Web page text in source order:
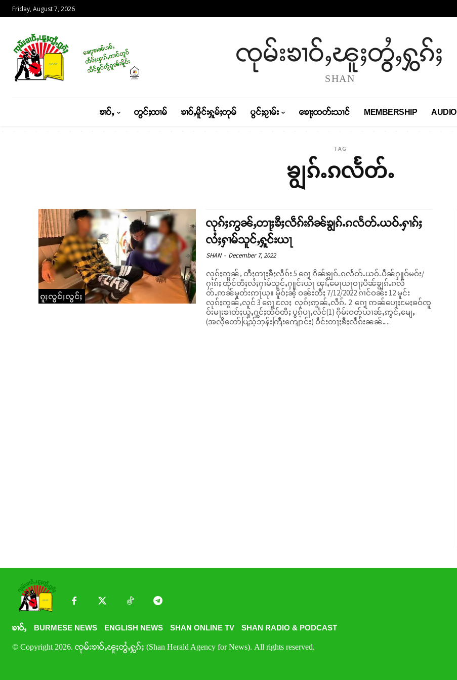
Friday, August 7, 2026
ၸုမ်းၶၢဝ်ႇၽူႈတွႆႇႁွၵ်ႈ
SHAN
ၶၢဝ်ႇ တွင်ႈထၢမ် ၶၢဝ်ႇမိူင်းႁူမ်ႈတုမ် ပွင်ႈၵႂၢမ်း ၶေႃႈထတ်းသၢင် MEMBERSHIP AUDIO
TAG
ၶျွၵ်ႉၵလႅတ်ႉ
ၵူႈလွင်ႈလွင်ႈ
လုၵ်ႈဢွၼ်ႇတႃႈၶီႈလဵၵ်းၵိၼ်ၶျွၵ်ႉၵလႅတ်ႉယဝ်ႉႁၢၵ်ႈ
လႆႈႁၢမ်သူင်ႇႁူင်းယႃ
SHAN - December 7, 2022
လုၵ်ႈဢွၼ်ႇ တီႈတႃႈၶီႈလဵၵ်း 5 ၵေႃ့ ၵိၼ်ၶျွၵ်ႉၵလႅတ်ႉယဝ်ႉပဵၼ်ႁူဝ်မဝ်း/
ႁၢၵ်ႈ ထိုင်တီႈလႆႈႁၢမ်သူင်ႇႁူင်းယႃ ၾၢႆႇမေႃယႃဝႃႈပဵၼ်ၶျွၵ်ႉၵလႅ
တ်ႉဢၼ်မူတ်းဢႃယု။ မိူဝ်ႈၼႆ့ ဝၼ်းတီႈ 7/12/2022 ၵၢင်ဝၼ်း 12 မူင်း
လုၵ်ႈဢွၼ်ႇလူင် 3 ၵေႃ့ လႄႈ လုၵ်ႈဢွၼ်ႇလဵၵ်ႉ 2 ၵေႃ့ ဢၼ်ပေႃႈမႄႈၶဝ်ၸူ
ဝ်းမႃးၶၢတ်ႈယူႇႁွင်ႈထႅဝ်တီႈ ပွၵ့်ပႃႇလႅင်(1) ႁိမ်းဝတ့်ယၢၼ်ႇဢွင်ႇမျေႇ
(အလိုတော်ပြည့်ဘုန်းကြီးကျောင်း) ဝဵင်းတႃႈၶီႈလဵၵ်းၼၼ်ႉ...
ၶၢဝ်ႇ BURMESE NEWS ENGLISH NEWS SHAN ONLINE TV SHAN RADIO & PODCAST
© Copyright 2026. ၸုမ်းၶၢဝ်ႇၽူႈတွႆႇႁွၵ်ႈ (Shan Herald Agency for News). All rights reserved.